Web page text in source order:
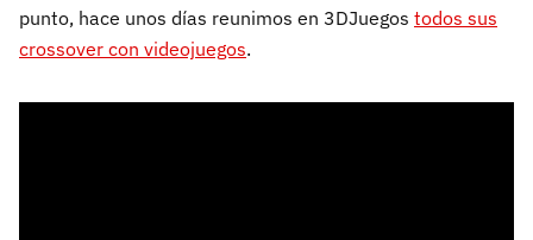
punto, hace unos días reunimos en 3DJuegos todos sus
crossover con videojuegos.